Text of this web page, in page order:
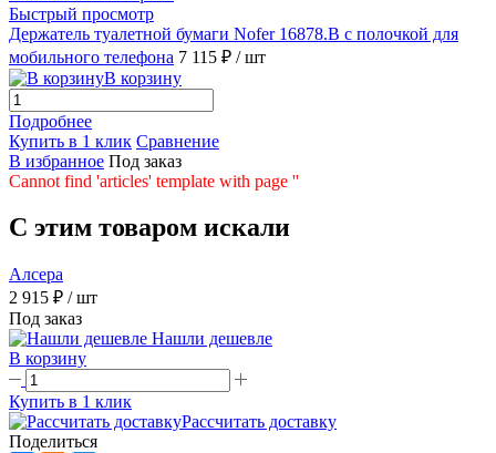
Быстрый просмотр
Держатель туалетной бумаги Nofer 16878.B с полочкой для
мобильного телефона 7 115 ₽ / шт
В корзину
Подробнее
Купить в 1 клик Сравнение
В избранное Под заказ
Cannot find 'articles' template with page ''
C этим товаром искали
Алсера
2 915 ₽ / шт
Под заказ
Нашли дешевле
В корзину
Купить в 1 клик
Рассчитать доставку
Поделиться